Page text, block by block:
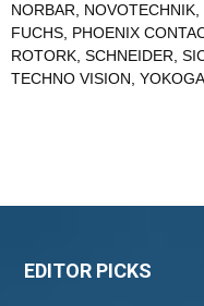
NORBAR, NOVOTECHNIK,
FUCHS, PHOENIX
ROTORK, SCHNEIDER,
TECHNO VISION,
EDITOR PICKS